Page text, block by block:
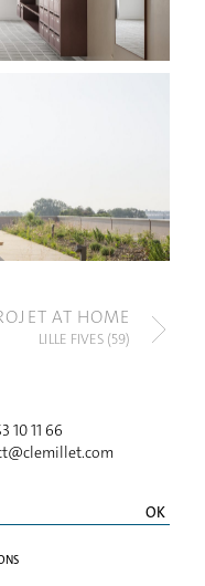
AT HOME
LILLE FIVES (59)
10 11 66